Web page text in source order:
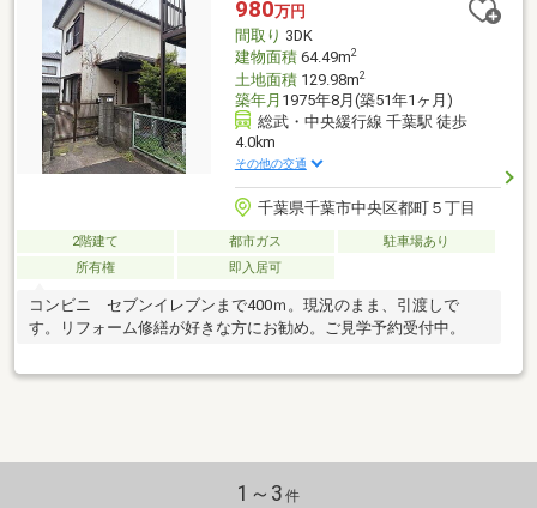
980万円
間取り 3DK
建物面積64.49m2
土地面積129.98m2
築年月 1975年8月(築51年1ヶ月)
総武・中央緩行線 千葉駅 徒歩
4.0km
その他の交通
千葉県千葉市中央区都町５丁目
2階建て 都市ガス
駐車場あり
所有権
即入居可
コンビニ セブンイレブンまで400ｍ。現況のまま、引渡しで
す。リフォーム修繕が好きな方にお勧め。ご見学予約受付中。
1～3 件